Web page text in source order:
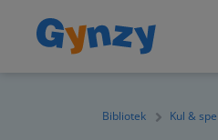
Bibliotek Kul & spel